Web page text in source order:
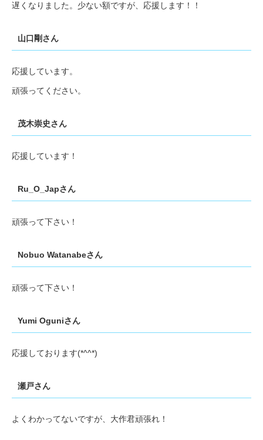
遅くなりました。少ない額ですが、応援します！！
山口剛さん
応援しています。
頑張ってください。
茂木崇史さん
応援しています！
Ru_O_Japさん
頑張って下さい！
Nobuo Watanabeさん
頑張って下さい！
Yumi Oguniさん
応援しております(*^^*)
瀬戸さん
よくわかってないですが、大作君頑張れ！